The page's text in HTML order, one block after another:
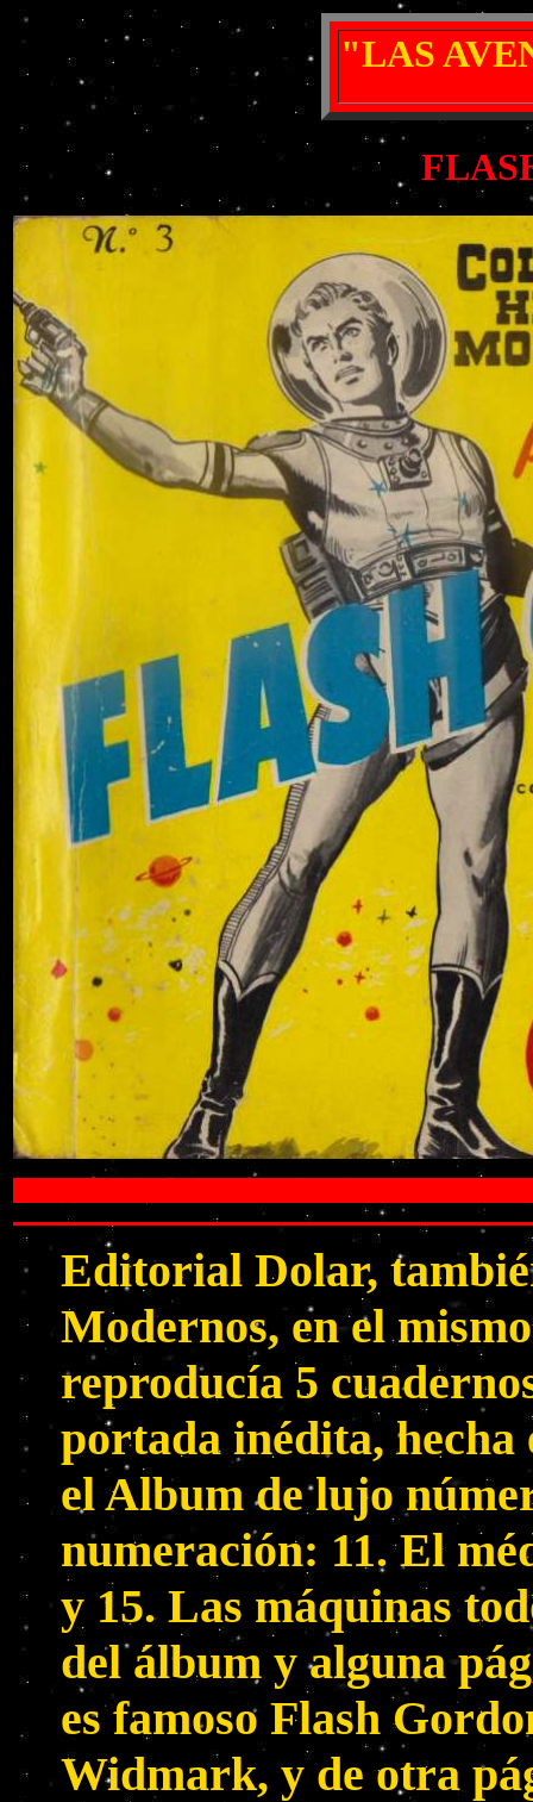
"LAS
Editorial Dolar,
Modernos, en el
reproducía 5
portada inédita, hecha
el Album de lujo
numeración: 11. El
y 15. Las máquinas
del álbum y alguna
es famoso Flash
Widmark, y de otra